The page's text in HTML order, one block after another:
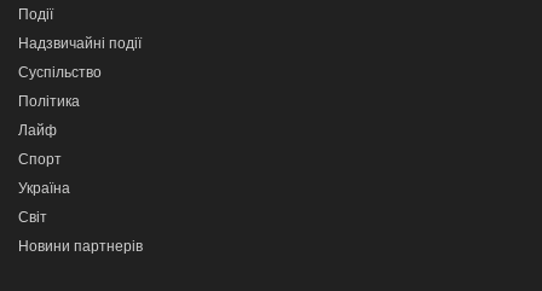
Події
Надзвичайні події
Суспільство
Політика
Лайф
Спорт
Україна
Світ
Новини партнерів